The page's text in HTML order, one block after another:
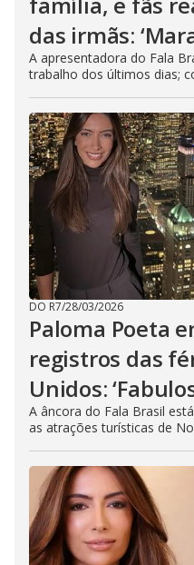
das irmãs:
A apresentadora do Fala
trabalho dos últimos dias;
DO R7/28/03/2026
Paloma Poeta
registros das
Unidos:
A âncora do Fala Brasil
as atrações turísticas de